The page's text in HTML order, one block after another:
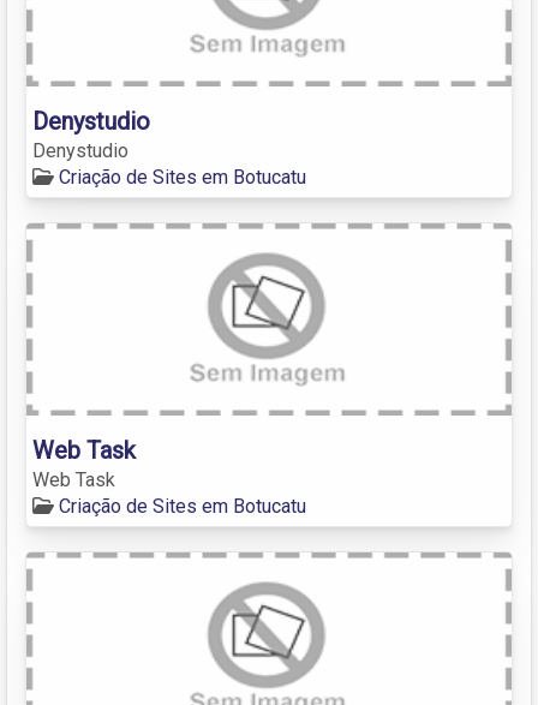
Denystudio
Denystudio
Criação de Sites em Botucatu
Web Task
Web Task
Criação de Sites em Botucatu